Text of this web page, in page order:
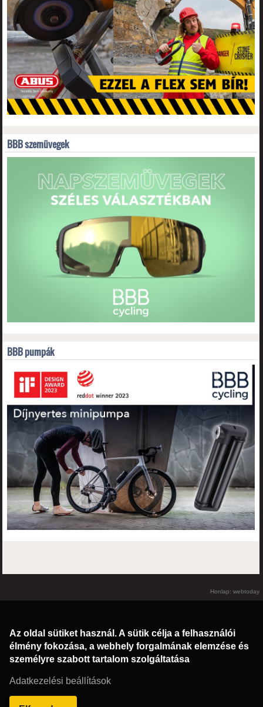
BBB szemüvegek
BBB pumpák
Honlap: webtoday
Az oldal sütiket használ. A sütik célja a felhasználói
élmény fokozása, a webhely forgalmának elemzése és
személyre szabott tartalom szolgáltatása
Adatkezelési beállítások